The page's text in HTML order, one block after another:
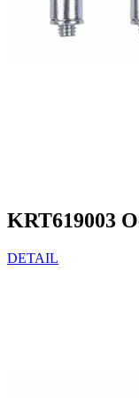
KRT619003
DETAIL